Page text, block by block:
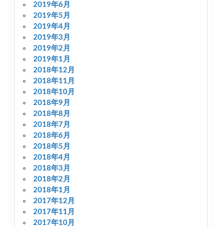
2019年6月
2019年5月
2019年4月
2019年3月
2019年2月
2019年1月
2018年12月
2018年11月
2018年10月
2018年9月
2018年8月
2018年7月
2018年6月
2018年5月
2018年4月
2018年3月
2018年2月
2018年1月
2017年12月
2017年11月
2017年10月